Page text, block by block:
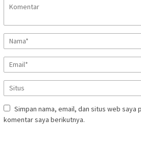
Simpan nama, email, dan situs web saya
komentar saya berikutnya.